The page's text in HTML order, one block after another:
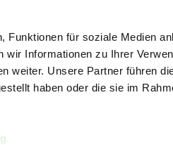
Funktionen für soziale Medien
Informationen zu Ihrer
weiter. Unsere Partner führen
haben oder die sie im